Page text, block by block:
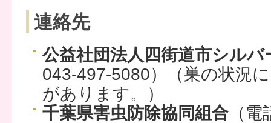
連絡先
公益社団法人四街道市シル
043‐497‐5080）（巣の状況
があります。）
千葉県害虫防除協同組合（電